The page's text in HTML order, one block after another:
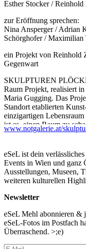
Esther Stocker / Reinhold
zur Eröffnung sprechen:
Nina Ansperger / Adrian
Schörghofer / Maximilian
ein Projekt von
Gegenwart
SKULPTUREN
Raum Projekt, realisiert
Maria Gugging. Das
Standort etablierten
einzigartigen
ist es, einen Raum zu
BesucherInnen
Die Plöcking verbindet
Länge von knapp vier
Hintersdorf. Vom
Klosterneuburg, bis nach
Windräder im Marchfeld.
URSPRUNG UND
auf Kunstprojekte im
dem Projekt der
Zeitraum von knapp 10
www.notgalerie.at/
eSeL ist dein
Events in Wien und ganz
Ausstellungen, Museen,
weiteren kulturellen
Newsletter
eSeL Mehl abonnieren &
eSeL-Fotos im Postfach
Überraschend. >;e)